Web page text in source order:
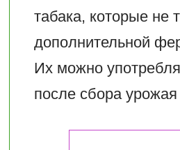
табака, которые не
дополнительной
Их можно
после сбора